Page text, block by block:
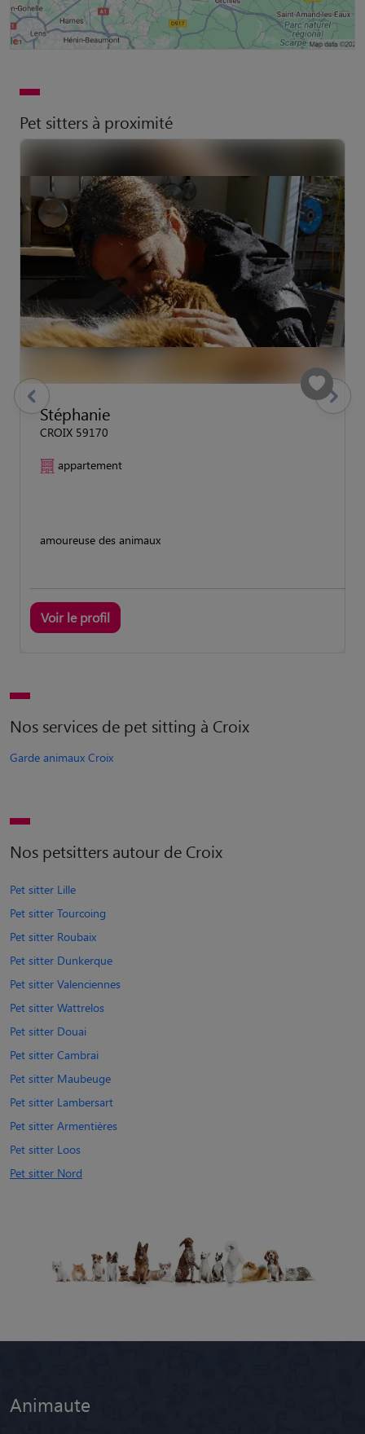
Pet sitters à proximité
Stéphanie
CROIX 59170
appartement
amoureuse des animaux
Voir le profil
previous Suivant
Nos services de pet sitting à Croix
Garde animaux Croix
Nos petsitters autour de Croix
Pet sitter Lille
Pet sitter Tourcoing
Pet sitter Roubaix
Pet sitter Dunkerque
Pet sitter Valenciennes
Pet sitter Wattrelos
Pet sitter Douai
Pet sitter Cambrai
Pet sitter Maubeuge
Pet sitter Lambersart
Pet sitter Armentières
Pet sitter Loos
Pet sitter Nord
Animaute